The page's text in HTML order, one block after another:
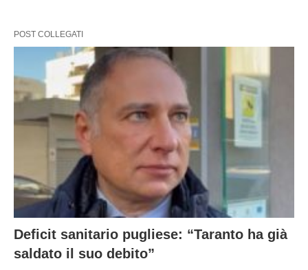
POST COLLEGATI
Deficit sanitario pugliese: “Taranto ha già
saldato il suo debito”